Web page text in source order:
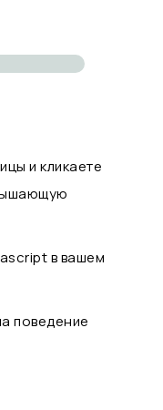
и кликаете
в вашем
поведение